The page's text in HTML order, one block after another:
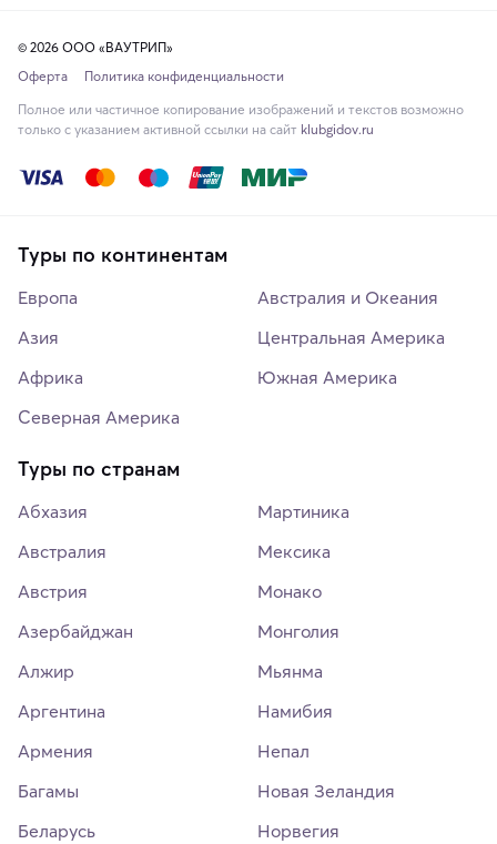
© 2026 ООО «ВАУТРИП»
Оферта
Политика конфиденциальности
Полное или частичное копирование изображений и текстов возможно
только с указанием активной ссылки на сайт klubgidov.ru
Туры по континентам
Европа
Азия
Африка
Северная Америка
Австралия и Океания
Центральная Америка
Южная Америка
Туры по странам
Абхазия
Австралия
Австрия
Азербайджан
Алжир
Аргентина
Армения
Багамы
Беларусь
Мартиника
Мексика
Монако
Монголия
Мьянма
Намибия
Непал
Новая Зеландия
Норвегия